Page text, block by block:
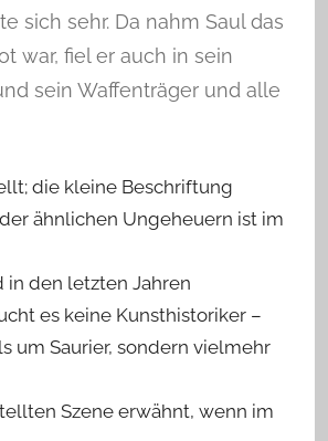
sich sehr. Da nahm Saul das
war, fiel er auch in sein
sein Waffenträger und alle
die kleine Beschriftung
ähnlichen Ungeheuern ist im
in den letzten Jahren
es keine Kunsthistoriker –
um Saurier, sondern vielmehr
Szene erwähnt, wenn im